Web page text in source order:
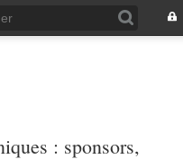
: sponsors,